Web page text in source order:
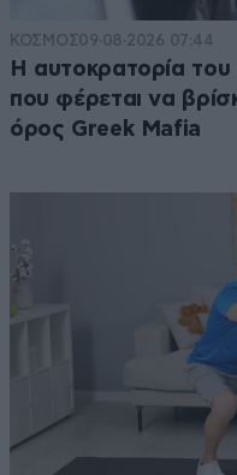
ΚΟΣΜΟΣ09·08·2026 07:44
Η αυτοκρατορία του
που φέρεται να
όρος Greek Mafia